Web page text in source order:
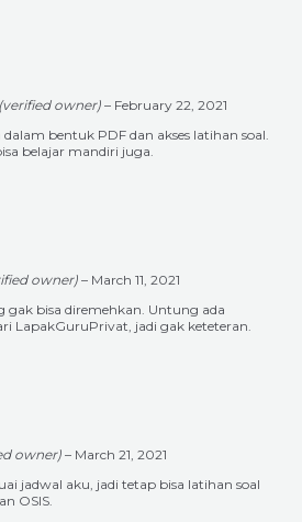
(verified owner) – February 22, 2021
bentuk PDF dan akses latihan soal.
belajar mandiri juga.
owner)– March 11, 2021
gak bisa diremehkan. Untung ada
LapakGuruPrivat, jadi gak keteteran.
owner)– March 21, 2021
jadwal aku, jadi tetap bisa latihan soal
OSIS.